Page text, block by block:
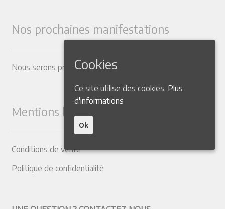
Nos prochaines manifestations
Nous serons présents dans les Salons suivants
Mentions légales
Conditions de vente
Politique de confidentialité
Cookies
Ce site utilise des cookies. Plus
d'informations
Ok